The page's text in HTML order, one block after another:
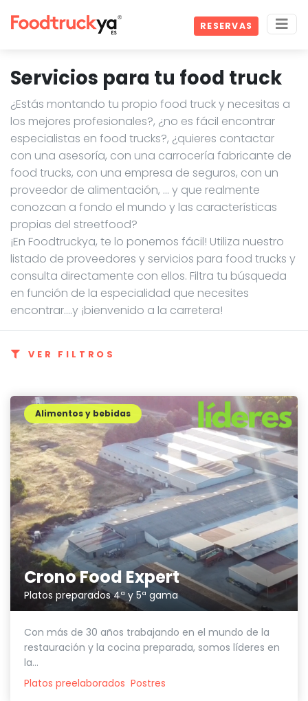
RESERVAS
Servicios para tu food truck
¿Estás montando tu propio food truck y necesitas a
los mejores profesionales?, ¿no es fácil encontrar
especialistas en food trucks?, ¿quieres contactar
con una asesoría, con una carrocería fabricante de
food trucks, con una empresa de seguros, con un
proveedor de alimentación, … y que realmente
conozcan a fondo el mundo y las características
propias del streetfood?
¡En Foodtruckya, te lo ponemos fácil! Utiliza nuestro
listado de proveedores y servicios para food trucks y
consulta directamente con ellos. Filtra tu búsqueda
en función de la especialidad que necesites
encontrar....y ¡bienvenido a la carretera!
VER FILTROS
Crono Food Expert
Platos preparados 4ª y 5ª gama
Alimentos y bebidas
Con más de 30 años trabajando en el mundo de la
restauración y la cocina preparada, somos líderes en
la...
Platos preelaborados Postres